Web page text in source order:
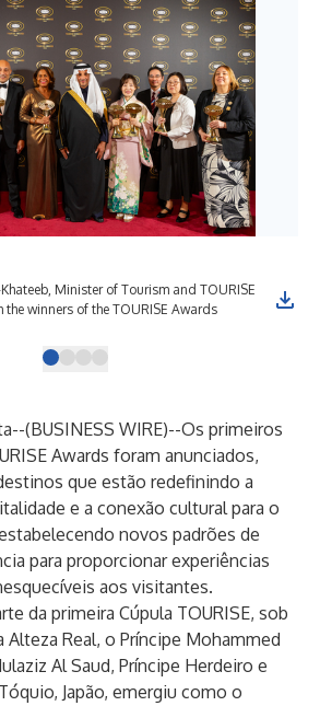
Minister of Tourism and TOURISE
the winners of the TOURISE Awards
(BUSINESS WIRE)--Os primeiros
Awards foram anunciados,
que estão redefinindo a
e a conexão cultural para o
novos padrões de
para proporcionar experiências
aos visitantes.
da primeira Cúpula TOURISE, sob
Alteza Real, o Príncipe Mohammed
Al Saud, Príncipe Herdeiro e
Japão, emergiu como o